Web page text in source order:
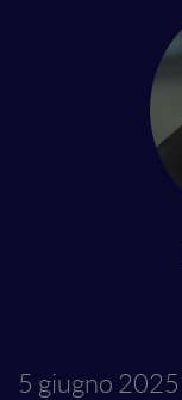
5 giugno 2025